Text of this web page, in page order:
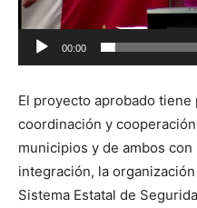
00:00
El proyecto aprobado
coordinación y
municipios y de ambos
integración, la
Sistema Estatal de